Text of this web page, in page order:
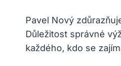
Pavel Nový
Důležitost správné
každého, kdo se